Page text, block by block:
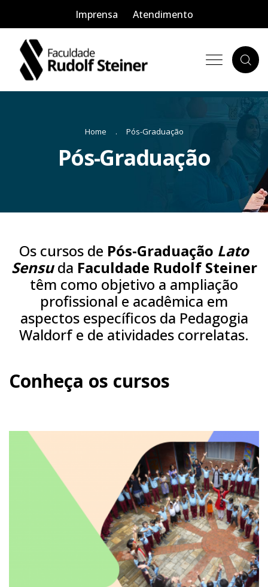
Imprensa Atendimento
Home Pós-Graduação
Pós-Graduação
Os cursos de Pós-Graduação Lato
Sensu da Faculdade Rudolf Steiner
têm como objetivo a ampliação
profissional e acadêmica em
aspectos específicos da Pedagogia
Waldorf e de atividades correlatas.
Conheça os cursos